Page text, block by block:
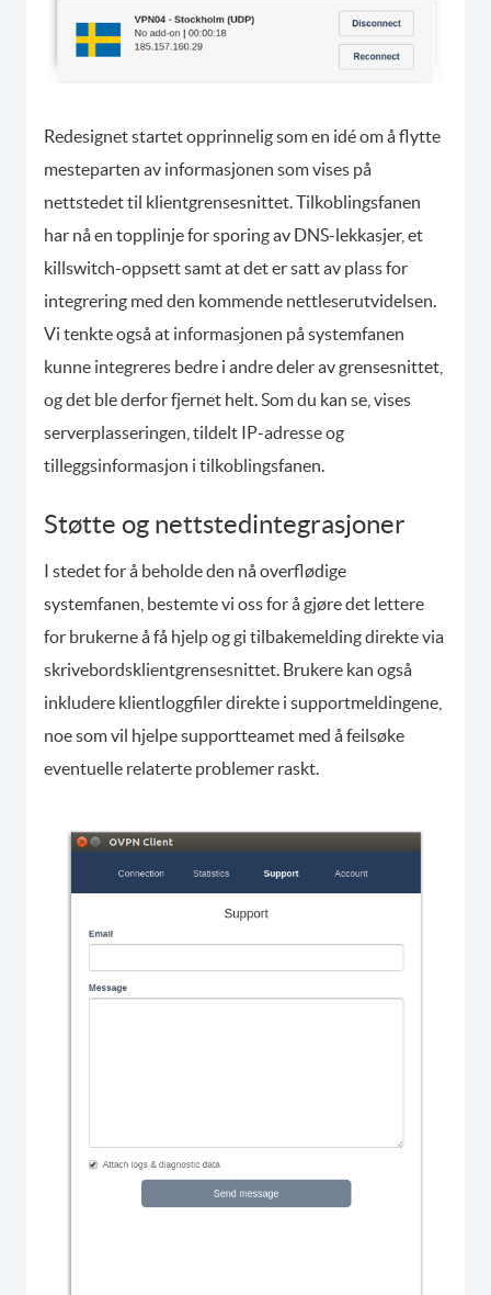
Redesignet startet opprinnelig som en idé om å flytte
mesteparten av informasjonen som vises på
nettstedet til klientgrensesnittet. Tilkoblingsfanen
har nå en topplinje for sporing av DNS-lekkasjer, et
killswitch-oppsett samt at det er satt av plass for
integrering med den kommende nettleserutvidelsen.
Vi tenkte også at informasjonen på systemfanen
kunne integreres bedre i andre deler av grensesnittet,
og det ble derfor fjernet helt. Som du kan se, vises
serverplasseringen, tildelt IP-adresse og
tilleggsinformasjon i tilkoblingsfanen.
Støtte og nettstedintegrasjoner
I stedet for å beholde den nå overflødige
systemfanen, bestemte vi oss for å gjøre det lettere
for brukerne å få hjelp og gi tilbakemelding direkte via
skrivebordsklientgrensesnittet. Brukere kan også
inkludere klientloggfiler direkte i supportmeldingene,
noe som vil hjelpe supportteamet med å feilsøke
eventuelle relaterte problemer raskt.